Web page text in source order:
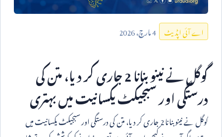
اے آئی اپڈیٹ 4مارچ،2026
گوگل نے نینو بنانا2جاری کر دیا، متن کی
درستگی اور سبجیکٹ یکسانیت میں بہتری
گوگل نے نینو بنانا2جاری کر دیا، متن کی درستگی اور سبجیکٹ یکسانیت میں